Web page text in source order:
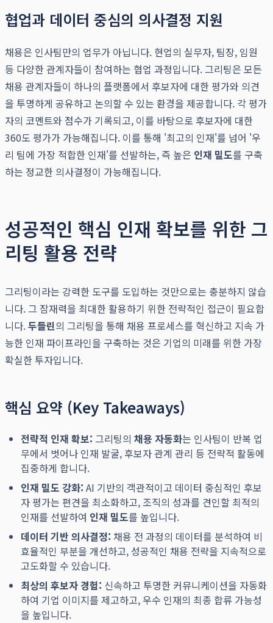
협업과 데이터 중심의 의사결정 지원
채용은 인사팀만의 업무가 아닙니다. 현업의 실무자, 팀장, 임원
등 다양한 관계자들이 참여하는 협업 과정입니다. 그리팅은 모든
채용 관계자들이 하나의 플랫폼에서 후보자에 대한 평가와 의견
을 투명하게 공유하고 논의할 수 있는 환경을 제공합니다. 각 평가
자의 코멘트와 점수가 기록되고, 이를 바탕으로 후보자에 대한
360도 평가가 가능해집니다. 이를 통해 '최고의 인재'를 넘어 '우
리 팀에 가장 적합한 인재'를 선발하는, 즉 높은 인재 밀도를 구축
하는 정교한 의사결정이 가능해집니다.
성공적인 핵심 인재 확보를 위한 그
리팅 활용 전략
그리팅이라는 강력한 도구를 도입하는 것만으로는 충분하지 않습
니다. 그 잠재력을 최대한 활용하기 위한 전략적인 접근이 필요합
니다.두들린의 그리팅을 통해 채용 프로세스를 혁신하고 지속 가
능한 인재 파이프라인을 구축하는 것은 기업의 미래를 위한 가장
확실한 투자입니다.
핵심 요약 (Key Takeaways)
전략적 인재 확보: 그리팅의 채용 자동화는 인사팀이 반복 업
무에서 벗어나 인재 발굴, 후보자 관계 관리 등 전략적 활동에
집중하게 합니다.
인재 밀도 강화: AI 기반의 객관적이고 데이터 중심적인 후보
자 평가는 편견을 최소화하고, 조직의 성과를 견인할 최적의
인재를 선발하여 인재 밀도를 높입니다.
데이터 기반 의사결정: 채용 전 과정의 데이터를 분석하여 비
효율적인 부분을 개선하고, 성공적인 채용 전략을 지속적으로
고도화할 수 있습니다.
최상의 후보자 경험: 신속하고 투명한 커뮤니케이션을 자동화
하여 기업 이미지를 제고하고, 우수 인재의 최종 합류 가능성
을 높입니다.